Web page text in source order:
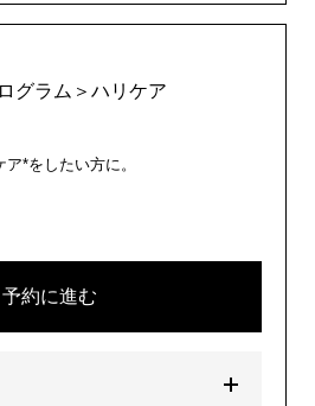
グラム＞ハリケア
*をしたい方に。
予約に進む